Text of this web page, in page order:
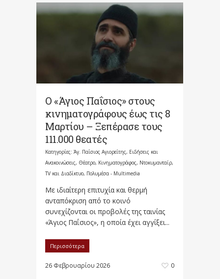
Ο «Άγιος Παΐσιος» στους
κινηματογράφους έως τις 8
Μαρτίου – Ξεπέρασε τους
111.000 θεατές
Κατηγορίες: Άγ. Παΐσιος Αγιορείτης, Ειδήσεις και
Ανακοινώσεις, Θέατρο, Κινηματογράφος, Ντοκυμανταίρ,
TV και Διαδίκτυο, Πολυμέσα - Multimedia
Με ιδιαίτερη επιτυχία και θερμή
ανταπόκριση από το κοινό
συνεχίζονται οι προβολές της ταινίας
«Άγιος Παΐσιος», η οποία έχει αγγίξει...
Περισσότερα
26 Φεβρουαρίου 2026 0